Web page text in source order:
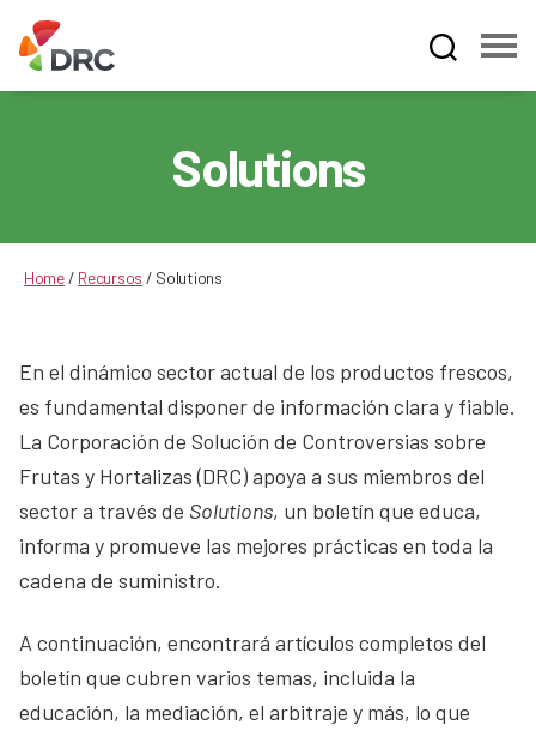
Solutions
Home/ Recursos / Solutions
En el dinámico sector actual de los productos frescos,
es fundamental disponer de información clara y fiable.
La Corporación de Solución de Controversias sobre
Frutas y Hortalizas (DRC) apoya a sus miembros del
sector a través de Solutions, un boletín que educa,
informa y promueve las mejores prácticas en toda la
cadena de suministro.
A continuación, encontrará artículos completos del
boletín que cubren varios temas, incluida la
educación, la mediación, el arbitraje y más, lo que